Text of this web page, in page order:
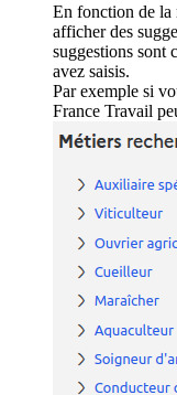
En fonction de la
afficher des
suggestions sont
avez saisis.
Par exemple si
France Travail